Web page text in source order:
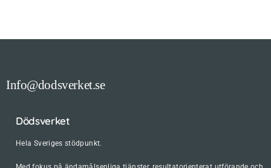
Info@dodsverket.se
Dödsverket
Hela Sveriges stödpunkt.